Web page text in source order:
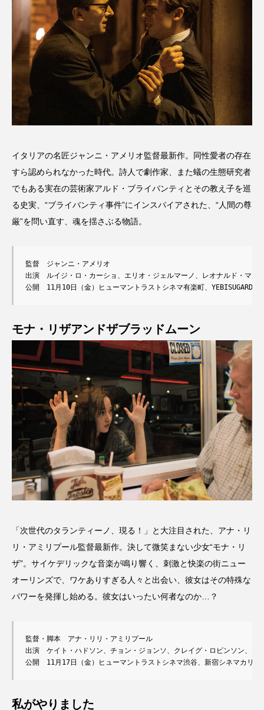
イタリアの名匠ジャンニ・アメリオ監督最新作。同性愛者の存在
すら認められなかった時代。詩人で劇作家、また蟻の生態研究者
でもある実在の芸術家アルド・ブライバンティとその教え子を巡
る史実、“ブライバンティ事件”にインスパイアされた、“人間の尊
厳”を問い直す、魂を揺さぶる物語。
監督　ジャンニ・アメリオ
出演　ルイジ・ロ・カーショ、エリオ・ジェルマーノ、レオナルド・マル
公開　11月10日（金）ヒューマントラストシネマ有楽町、
モナ・リザアンドザブラッドムーン
「次世代のタランティーノ、現る！」と大注目された、アナ・リ
リ・アミリプール監督最新作。決して微笑まない少女“モナ・リ
ザ”。サイケデリックな音楽が鳴り響く、刺激と快楽の街ニュー
オーリンズで、ワケありすぎる人々と出会い、彼女はその特殊な
パワーを発揮し始める。彼女はいったい何者なのか…？
監督・脚本　アナ・リリ・アミリプール
出演　ケイト・ハドソン、チョン・ジョンソ、クレイグ・ロビンソン、エ
公開　11月17日（金）ヒューマントラストシネマ渋谷、新宿シネマカリテ
私がやりました